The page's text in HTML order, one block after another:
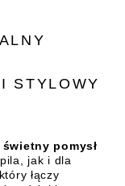
STYLOWY
pomysł
jak i dla
łączy